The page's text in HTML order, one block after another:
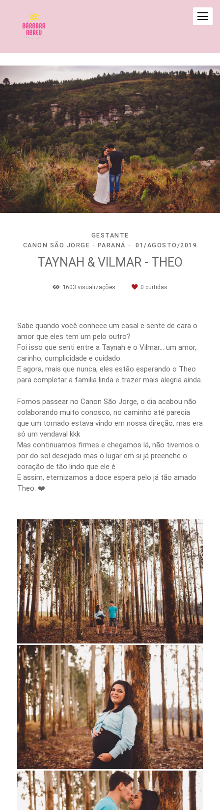
GESTANTE
CANON SÃO JORGE - PARANÁ
01/AGOSTO/2019
TAYNAH & VILMAR - THEO
1603 visualizações 0 curtidas
Sabe quando você conhece um casal e sente de cara o
amor que eles tem um pelo outro?
Foi isso que senti entre a Taynah e o Vilmar... um amor,
carinho, cumplicidade e cuidado.
E agora, mais que nunca, eles estão esperando o Theo
para completar a familia linda e trazer mais alegria ainda.
Fomos passear no Canon São Jorge, o dia acabou não
colaborando muito conosco, no caminho até parecia
que um tornado estava vindo em nossa direção, mas era
só um vendaval kkk
Mas continuamos firmes e chegamos lá, não tivemos o
por do sol desejado mas o lugar em si já preenche o
coração de tão lindo que ele é.
E assim, eternizamos a doce espera pelo já tão amado
Theo. ❤️